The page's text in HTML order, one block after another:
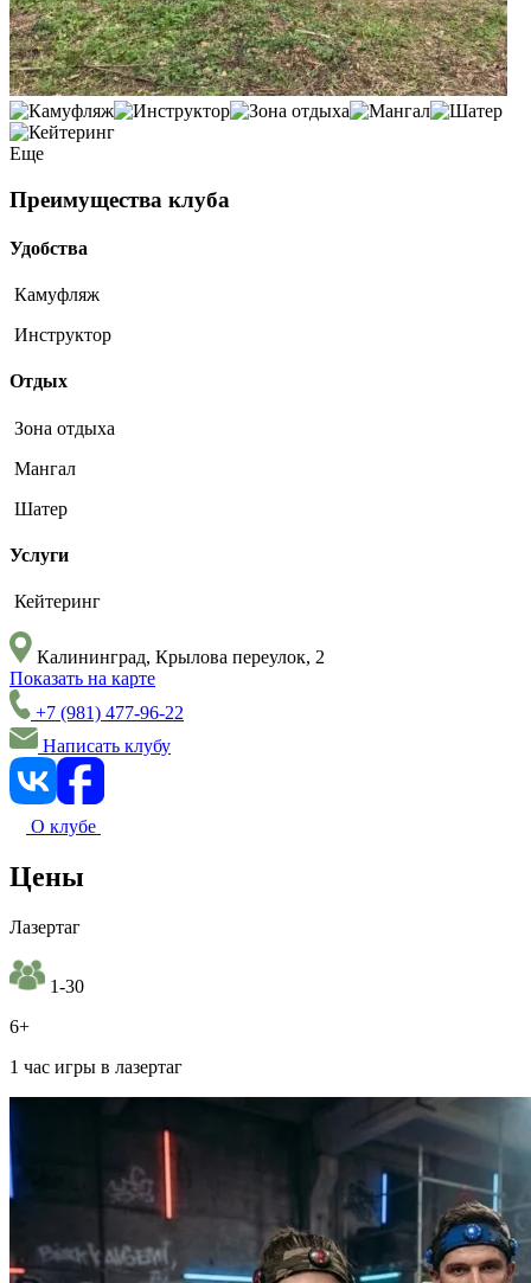
Еще
Преимущества клуба
Удобства
Камуфляж
Инструктор
Отдых
Зона отдыха
Мангал
Шатер
Услуги
Кейтеринг
Калининград, ​Крылова переулок, 2
Показать на карте
+7 (981) 477-96-22
Написать клубу
О клубе
Цены
Лазертаг
1-30
6+
1 час игры в лазертаг